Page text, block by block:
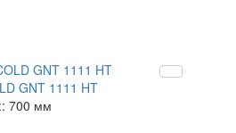
GNT 1111 HT
700 мм